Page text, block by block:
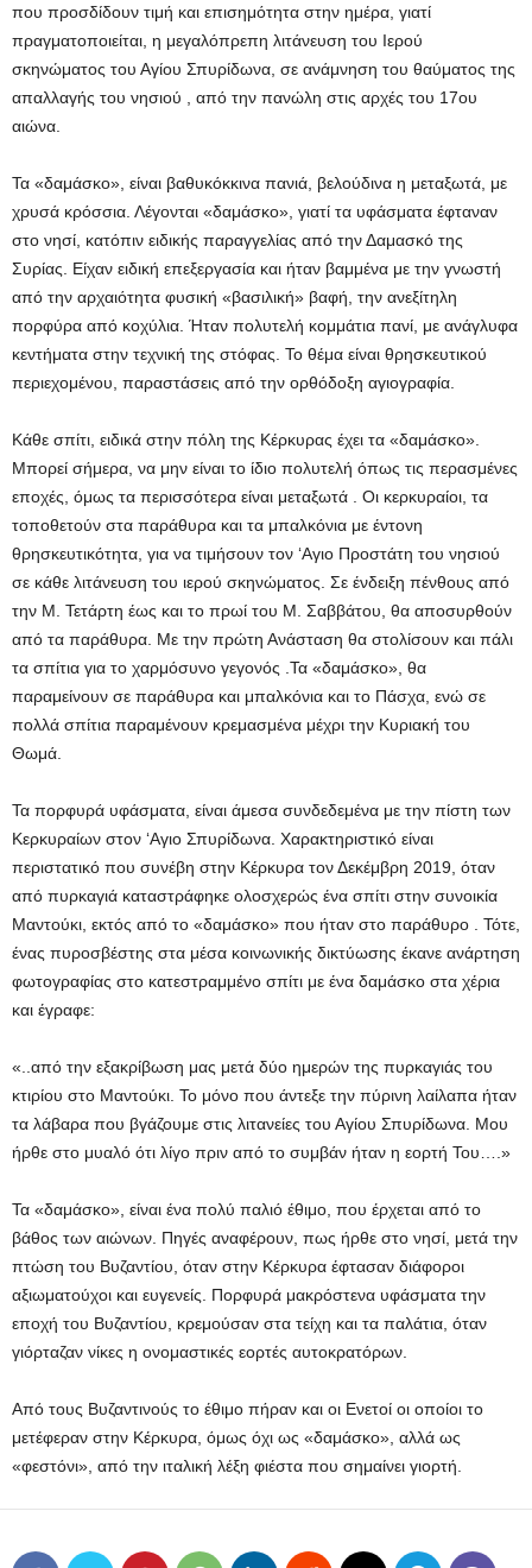
που προσδίδουν τιμή και επισημότητα στην ημέρα, γιατί
πραγματοποιείται, η μεγαλόπρεπη λιτάνευση του Ιερού
σκηνώματος του Αγίου Σπυρίδωνα, σε ανάμνηση του θαύματος της
απαλλαγής του νησιού , από την πανώλη στις αρχές του 17ου
αιώνα.
Τα «δαμάσκο», είναι βαθυκόκκινα πανιά, βελούδινα η μεταξωτά, με
χρυσά κρόσσια. Λέγονται «δαμάσκο», γιατί τα υφάσματα έφταναν
στο νησί, κατόπιν ειδικής παραγγελίας από την Δαμασκό της
Συρίας. Είχαν ειδική επεξεργασία και ήταν βαμμένα με την γνωστή
από την αρχαιότητα φυσική «βασιλική» βαφή, την ανεξίτηλη
πορφύρα από κοχύλια. Ήταν πολυτελή κομμάτια πανί, με ανάγλυφα
κεντήματα στην τεχνική της στόφας. Το θέμα είναι θρησκευτικού
περιεχομένου, παραστάσεις από την ορθόδοξη αγιογραφία.
Κάθε σπίτι, ειδικά στην πόλη της Κέρκυρας έχει τα «δαμάσκο».
Μπορεί σήμερα, να μην είναι το ίδιο πολυτελή όπως τις περασμένες
εποχές, όμως τα περισσότερα είναι μεταξωτά . Οι κερκυραίοι, τα
τοποθετούν στα παράθυρα και τα μπαλκόνια με έντονη
θρησκευτικότητα, για να τιμήσουν τον ‘Αγιο Προστάτη του νησιού
σε κάθε λιτάνευση του ιερού σκηνώματος. Σε ένδειξη πένθους από
την Μ. Τετάρτη έως και το πρωί του Μ. Σαββάτου, θα αποσυρθούν
από τα παράθυρα. Με την πρώτη Ανάσταση θα στολίσουν και πάλι
τα σπίτια για το χαρμόσυνο γεγονός .Τα «δαμάσκο», θα
παραμείνουν σε παράθυρα και μπαλκόνια και το Πάσχα, ενώ σε
πολλά σπίτια παραμένουν κρεμασμένα μέχρι την Κυριακή του
Θωμά.
Τα πορφυρά υφάσματα, είναι άμεσα συνδεδεμένα με την πίστη των
Κερκυραίων στον ‘Αγιο Σπυρίδωνα. Χαρακτηριστικό είναι
περιστατικό που συνέβη στην Κέρκυρα τον Δεκέμβρη 2019, όταν
από πυρκαγιά καταστράφηκε ολοσχερώς ένα σπίτι στην συνοικία
Μαντούκι, εκτός από το «δαμάσκο» που ήταν στο παράθυρο . Τότε,
ένας πυροσβέστης στα μέσα κοινωνικής δικτύωσης έκανε ανάρτηση
φωτογραφίας στο κατεστραμμένο σπίτι με ένα δαμάσκο στα χέρια
και έγραφε:
«..από την εξακρίβωση μας μετά δύο ημερών της πυρκαγιάς του
κτιρίου στο Μαντούκι. Το μόνο που άντεξε την πύρινη λαίλαπα ήταν
τα λάβαρα που βγάζουμε στις λιτανείες του Αγίου Σπυρίδωνα. Μου
ήρθε στο μυαλό ότι λίγο πριν από το συμβάν ήταν η εορτή Του….»
Τα «δαμάσκο», είναι ένα πολύ παλιό έθιμο, που έρχεται από το
βάθος των αιώνων. Πηγές αναφέρουν, πως ήρθε στο νησί, μετά την
πτώση του Βυζαντίου, όταν στην Κέρκυρα έφτασαν διάφοροι
αξιωματούχοι και ευγενείς. Πορφυρά μακρόστενα υφάσματα την
εποχή του Βυζαντίου, κρεμούσαν στα τείχη και τα παλάτια, όταν
γιόρταζαν νίκες η ονομαστικές εορτές αυτοκρατόρων.
Από τους Βυζαντινούς το έθιμο πήραν και οι Ενετοί οι οποίοι το
μετέφεραν στην Κέρκυρα, όμως όχι ως «δαμάσκο», αλλά ως
«φεστόνι», από την ιταλική λέξη φιέστα που σημαίνει γιορτή.